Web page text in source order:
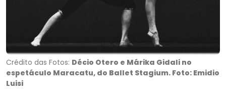
Crédito das Fotos: Décio Otero e Márika Gidali no
espetáculo Maracatu, do Ballet Stagium. Foto: Emidio
Luisi